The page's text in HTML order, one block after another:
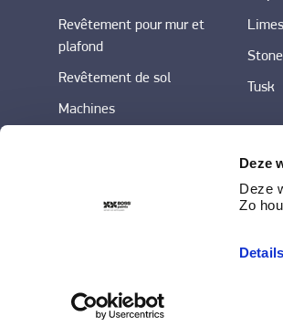
Deze
Deze
Zo
Revêtement pour mur et
plafond
Revêtement de sol
Machines
Tusk